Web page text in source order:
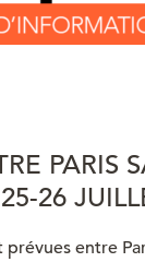
PARIS
26
entre